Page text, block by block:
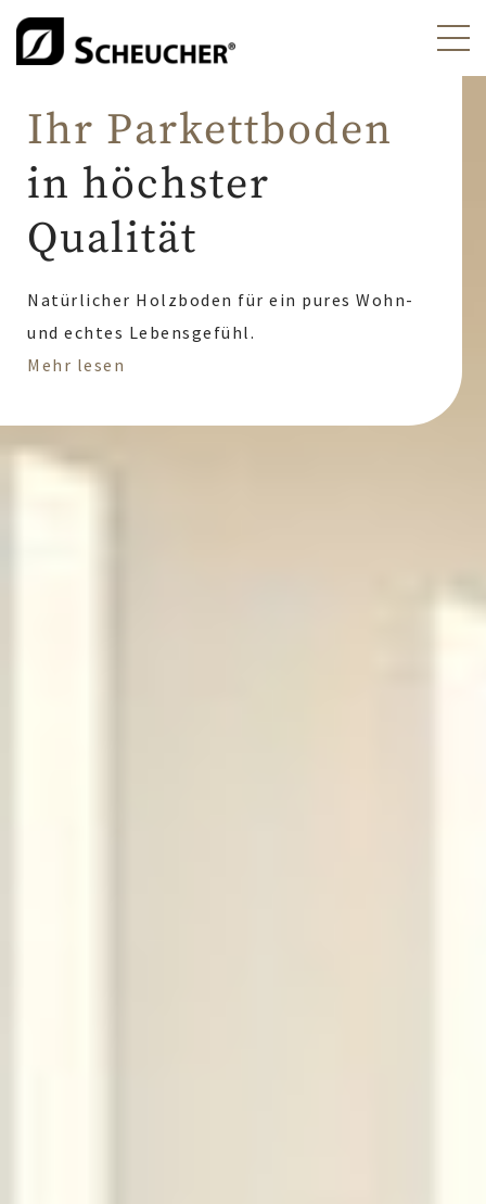
Scheucher Parkett -
Ihr Parkettboden
in höchster
Qualität
Natürlicher Holzboden für ein pures Wohn-
und echtes Lebensgefühl.
Mehr lesen